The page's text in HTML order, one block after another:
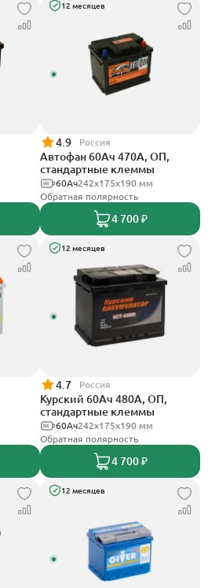
12 месяцев
4.9 Россия
Автофан 60Ач 470А, ОП,
стандартные клеммы
242х175х190 мм
60Ач
Обратная полярность
4 700 ₽
12 месяцев
4.7 Россия
Курский 60Ач 480А, ОП,
стандартные клеммы
242x175x190 мм
60Ач
Обратная полярность
4 700 ₽
12 месяцев